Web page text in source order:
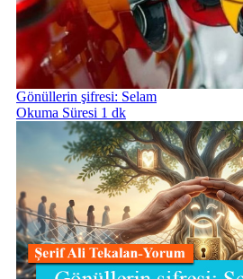
Gönüllerin şifresi: Selam
Okuma Süresi 1 dk